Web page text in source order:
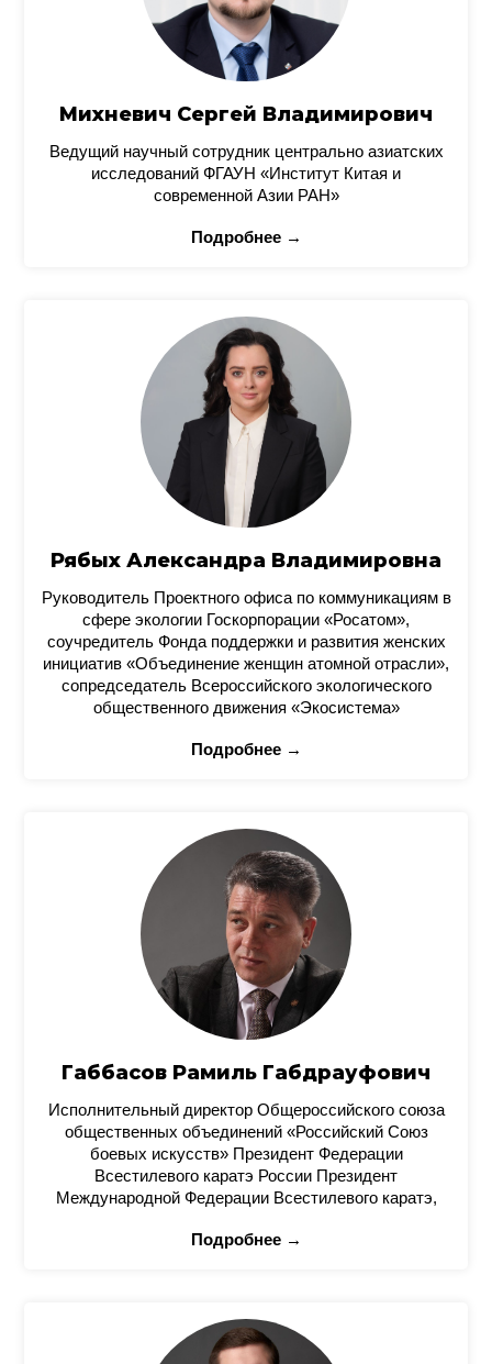
Михневич Сергей Владимирович
Ведущий научный сотрудник центрально азиатских
исследований ФГАУН «Институт Китая и
современной Азии РАН»
Подробнее →
Рябых Александра Владимировна
Руководитель Проектного офиса по коммуникациям в
сфере экологии Госкорпорации «Росатом»,
соучредитель Фонда поддержки и развития женских
инициатив «Объединение женщин атомной отрасли»,
сопредседатель Всероссийского экологического
общественного движения «Экосистема»
Подробнее →
Габбасов Рамиль Габдрауфович
Исполнительный директор Общероссийского союза
общественных объединений «Российский Союз
боевых искусств» Президент Федерации
Всестилевого каратэ России Президент
Международной Федерации Всестилевого каратэ,
Подробнее →